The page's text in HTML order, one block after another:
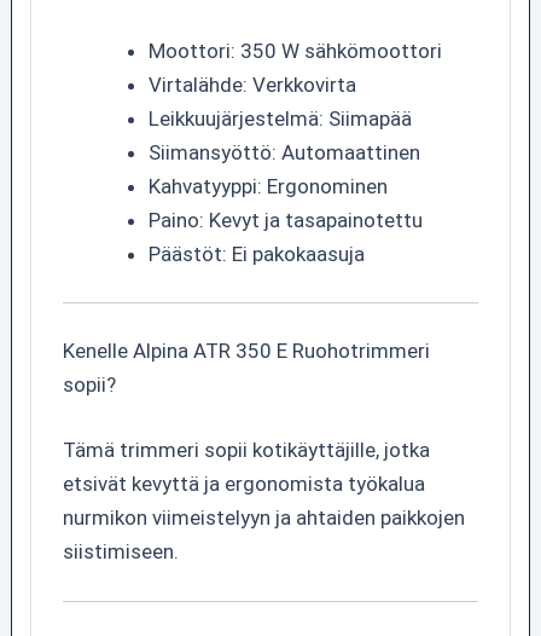
Moottori: 350 W sähkömoottori
Virtalähde: Verkkovirta
Leikkuujärjestelmä: Siimapää
Siimansyöttö: Automaattinen
Kahvatyyppi: Ergonominen
Paino: Kevyt ja tasapainotettu
Päästöt: Ei pakokaasuja
Kenelle Alpina ATR 350 E Ruohotrimmeri
sopii?
Tämä trimmeri sopii kotikäyttäjille, jotka
etsivät kevyttä ja ergonomista työkalua
nurmikon viimeistelyyn ja ahtaiden paikkojen
siistimiseen.